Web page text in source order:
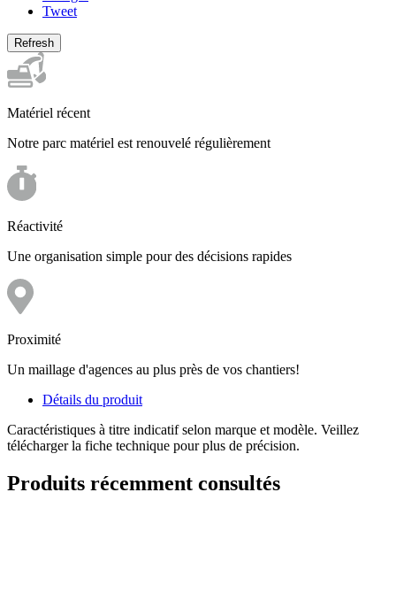
Tweet
Matériel récent
Notre parc matériel est renouvelé régulièrement
Réactivité
Une organisation simple pour des décisions rapides
Proximité
Un maillage d'agences au plus près de vos chantiers!
Détails du produit
Caractéristiques à titre indicatif selon marque et modèle. Veillez
télécharger la fiche technique pour plus de précision.
Produits récemment consultés